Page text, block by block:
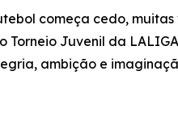
começa cedo, muitas
Torneio Juvenil da
ambição e